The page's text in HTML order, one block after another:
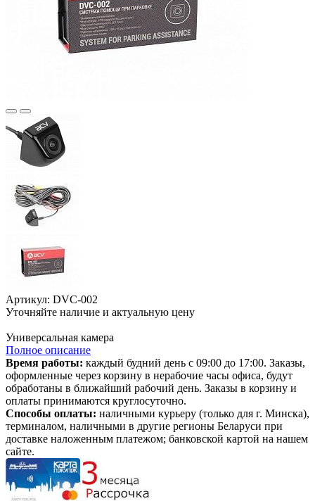
Артикул: DVC-002
Уточняйте наличие и актуальную цену
Универсальная камера
Полное описание
Время работы: каждый будний день с 09:00 до 17:00. Заказы,
оформленные через корзину в нерабочие часы офиса, будут
обработаны в ближайший рабочий день. Заказы в корзину и
оплаты принимаются круглосуточно.
Способы оплаты: наличными курьеру (только для г. Минска),
терминалом, наличными в другие регионы Беларуси при
доставке наложенным платежом; банковской картой на нашем
сайте.